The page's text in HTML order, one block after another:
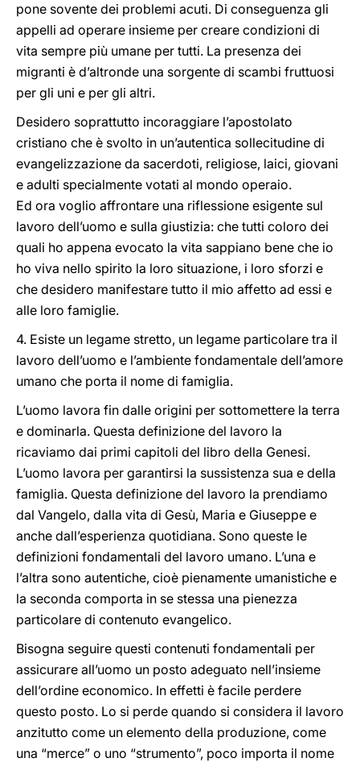
pone sovente dei problemi acuti. Di conseguenza gli
appelli ad operare insieme per creare condizioni di
vita sempre più umane per tutti. La presenza dei
migranti è d’altronde una sorgente di scambi fruttuosi
per gli uni e per gli altri.
Desidero soprattutto incoraggiare l’apostolato
cristiano che è svolto in un’autentica sollecitudine di
evangelizzazione da sacerdoti, religiose, laici, giovani
e adulti specialmente votati al mondo operaio.
Ed ora voglio affrontare una riflessione esigente sul
lavoro dell’uomo e sulla giustizia: che tutti coloro dei
quali ho appena evocato la vita sappiano bene che io
ho viva nello spirito la loro situazione, i loro sforzi e
che desidero manifestare tutto il mio affetto ad essi e
alle loro famiglie.
4. Esiste un legame stretto, un legame particolare tra il
lavoro dell’uomo e l’ambiente fondamentale dell’amore
umano che porta il nome di famiglia.
L’uomo lavora fin dalle origini per sottomettere la terra
e dominarla. Questa definizione del lavoro la
ricaviamo dai primi capitoli del libro della Genesi.
L’uomo lavora per garantirsi la sussistenza sua e della
famiglia. Questa definizione del lavoro la prendiamo
dal Vangelo, dalla vita di Gesù, Maria e Giuseppe e
anche dall’esperienza quotidiana. Sono queste le
definizioni fondamentali del lavoro umano. L’una e
l’altra sono autentiche, cioè pienamente umanistiche e
la seconda comporta in se stessa una pienezza
particolare di contenuto evangelico.
Bisogna seguire questi contenuti fondamentali per
assicurare all’uomo un posto adeguato nell’insieme
dell’ordine economico. In effetti è facile perdere
questo posto. Lo si perde quando si considera il lavoro
anzitutto come un elemento della produzione, come
una “merce” o uno “strumento”, poco importa il nome